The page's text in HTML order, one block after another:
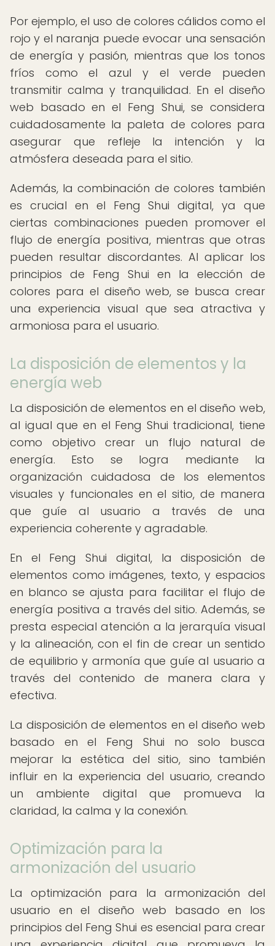
Por ejemplo, el uso de colores cálidos como el
rojo y el naranja puede evocar una sensación
de energía y pasión, mientras que los tonos
fríos como el azul y el verde pueden
transmitir calma y tranquilidad. En el diseño
web basado en el Feng Shui, se considera
cuidadosamente la paleta de colores para
asegurar que refleje la intención y la
atmósfera deseada para el sitio.
Además, la combinación de colores también
es crucial en el Feng Shui digital, ya que
ciertas combinaciones pueden promover el
flujo de energía positiva, mientras que otras
pueden resultar discordantes. Al aplicar los
principios de Feng Shui en la elección de
colores para el diseño web, se busca crear
una experiencia visual que sea atractiva y
armoniosa para el usuario.
La disposición de elementos y la
energía web
La disposición de elementos en el diseño web,
al igual que en el Feng Shui tradicional, tiene
como objetivo crear un flujo natural de
energía. Esto se logra mediante la
organización cuidadosa de los elementos
visuales y funcionales en el sitio, de manera
que guíe al usuario a través de una
experiencia coherente y agradable.
En el Feng Shui digital, la disposición de
elementos como imágenes, texto, y espacios
en blanco se ajusta para facilitar el flujo de
energía positiva a través del sitio. Además, se
presta especial atención a la jerarquía visual
y la alineación, con el fin de crear un sentido
de equilibrio y armonía que guíe al usuario a
través del contenido de manera clara y
efectiva.
La disposición de elementos en el diseño web
basado en el Feng Shui no solo busca
mejorar la estética del sitio, sino también
influir en la experiencia del usuario, creando
un ambiente digital que promueva la
claridad, la calma y la conexión.
Optimización para la
armonización del usuario
La optimización para la armonización del
usuario en el diseño web basado en los
principios del Feng Shui es esencial para crear